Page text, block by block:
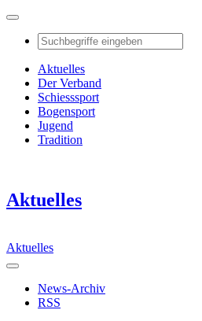
Aktuelles
Der Verband
Schiesssport
Bogensport
Jugend
Tradition
Aktuelles
Aktuelles
News-Archiv
RSS